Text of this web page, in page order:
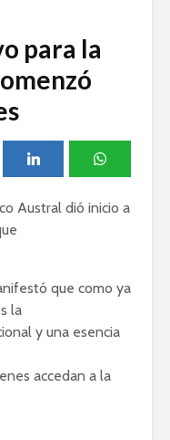
para la
Austral dió inicio a
que como ya
la
y una esencia
accedan a la